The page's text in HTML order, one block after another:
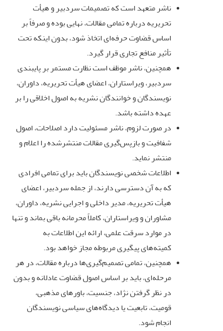
ناشر متعهد است که تصمیمات سردبیر و هیأت
تحریریه درباره تمامی مقالات، نهایی بوده و صرفاً بر
اساس قضاوت حرفه‌ای اتخاذ شود، بدون اینکه تحت
تأثیر منافع تجاری قرار گیرد.
همچنین، ناشر موظف است نظارت مستمر بر پایبندی
سردبیر، ویراستاران، اعضای هیأت تحریریه، داوران،
نویسندگان و خوانندگان نشریه به اصول اخلاقی را بر
عهده داشته باشد.
در صورت لزوم، ناشر مسئولیت دارد اصلاحات، اصول
شفافیت و بازپس‌گیری مقالات منتشرشده را اعلام و
منتشر نماید.
اطلاعات شخصی نویسندگان باید برای تمامی افرادی
که به آن دسترسی دارند، از جمله سردبیر، اعضای
هیأت تحریریه، مدیر داخلی و اجرایی نشریه، داوران،
مشاوران و ویراستاران، کاملاً محرمانه باقی بماند و تنها
در موارد سرقت علمی، ارائه این اطلاعات به
کمیته‌های پیگیری مربوطه مجاز خواهد بود.
همچنین، تمامی تصمیم‌گیری‌ها درباره مقالات، در هر
مرحله‌ای، باید بر اساس اصول قضاوت عادلانه و بدون
در نظر گرفتن نژاد، جنسیت، باورهای مذهبی،
قومیت، تابعیت یا دیدگاه‌های سیاسی نویسندگان
انجام شود.